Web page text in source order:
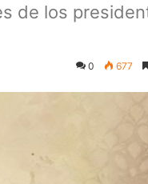
de los
0 677